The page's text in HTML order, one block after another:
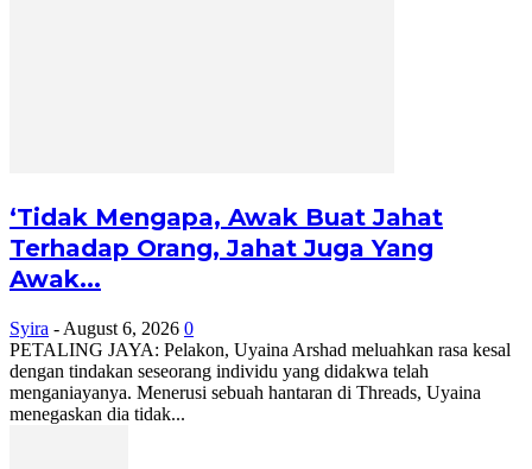
‘Tidak Mengapa, Awak Buat Jahat
Terhadap Orang, Jahat Juga Yang
Awak...
Syira - August 6, 2026 0
PETALING JAYA: Pelakon, Uyaina Arshad meluahkan rasa kesal
dengan tindakan seseorang individu yang didakwa telah
menganiayanya. Menerusi sebuah hantaran di Threads, Uyaina
menegaskan dia tidak...